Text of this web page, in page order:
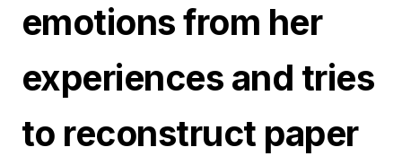
emotions from her
experiences and tries
to reconstruct paper